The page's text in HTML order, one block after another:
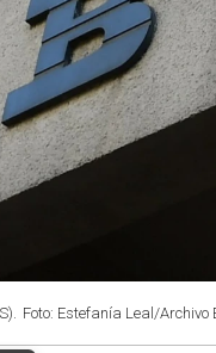
Foto: Estefanía Leal/Archivo